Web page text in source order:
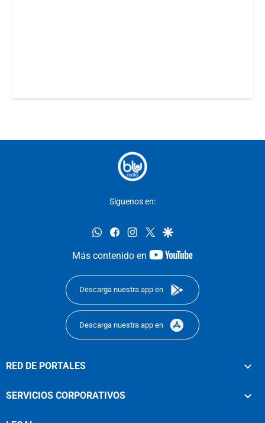
Síguenos en:
whatsappfacebookinstagram
twittergoogle
Más contenido en
youtube-
Descarga nuestra app en
Descarga nuestra app en
RED DE PORTALES
SERVICIOS CORPORATIVOS